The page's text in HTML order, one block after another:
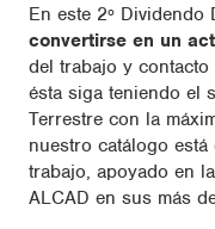
En este 2º Dividendo
convertirse en un
del trabajo y
ésta siga teniendo el
Terrestre con la
nuestro catálogo
trabajo, apoyado en
ALCAD en sus más